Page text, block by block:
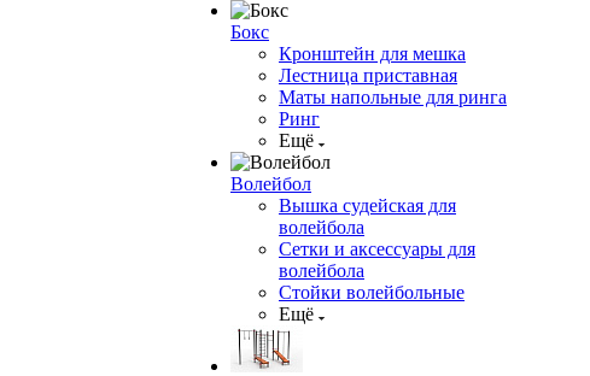
Бокс
Кронштейн для мешка
Лестница приставная
Маты напольные для ринга
Ринг
Ещё
Волейбол
Вышка судейская для
волейбола
Сетки и аксессуары для
волейбола
Стойки волейбольные
Ещё